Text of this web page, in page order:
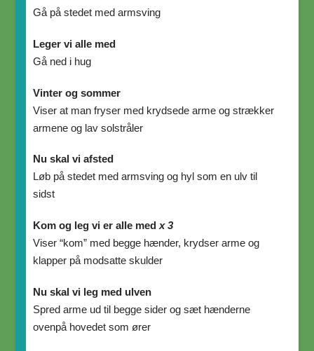
Gå på stedet med armsving
Leger vi alle med
Gå ned i hug
Vinter og sommer
Viser at man fryser med krydsede arme og strækker
armene og lav solstråler
Nu skal vi afsted
Løb på stedet med armsving og hyl som en ulv til
sidst
Kom og leg vi er alle medx 3
Viser “kom” med begge hænder, krydser arme og
klapper på modsatte skulder
Nu skal vi leg med ulven
Spred arme ud til begge sider og sæt hænderne
ovenpå hovedet som ører